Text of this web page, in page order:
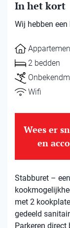
In het kort
Wij hebben
2 bedden
Wifi
Wees er
en
Stabburet –
met 2
gedeeld
Parkeren